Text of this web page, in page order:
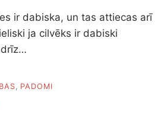
ir dabiska, un tas attiecas arī
ja cilvēks ir dabiski
PADOMI